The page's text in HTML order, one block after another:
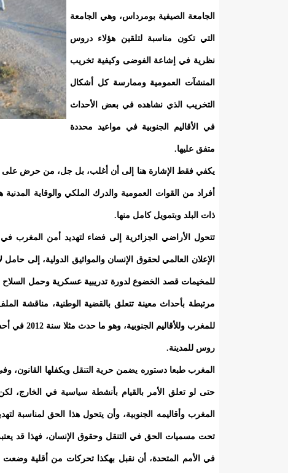
الجامعة الصيفية بومرداس، وهي الجامعة
التي تكون مناسبة لتلقين هؤلاء دروس
نظرية في إشاعة الفوضى وكيفية تخريب
المنشآت العمومية وممارسة كل أشكال
التخريب الذي نشاهده في بعض الأحداث
في الأقاليم الجنوبية في مواعيد محددة
متفق عليها.
أفراد من القوات العمومية والدرك الملكي والوقاية
ذات البلد وبتمويل كامل منها.
تتحول الأراضي الجزائرية إلى فضاء لتهديد أمن المغرب
الإعلان العالمي لحقوق الإنسان والمواثيق الدولية، إلى
للمخيمات قصد الخضوع لدورة تدريبية عسكرية وحمل السلاح
مرتبطة بأحداث معينة تتعلق بالقضية الوطنية، مناقشة
للمغرب
روس للمدينة.
المغرب طبعا دستوره يضمن حرية التنقل ويكفلها القانون،
حتى لو تعلق الأمر بالقيام بأنشطة سياسية في الخارج،
المغرب وأقاليمه الجنوبية، وأن يتحول هذا الحق لمناسبة
تحت مسميات الحق في التنقل وحقوق الإنسان، فهذا قد
في الأمم المتحدة، أن نقبل بهكذا تحركات من أقلية وضعت